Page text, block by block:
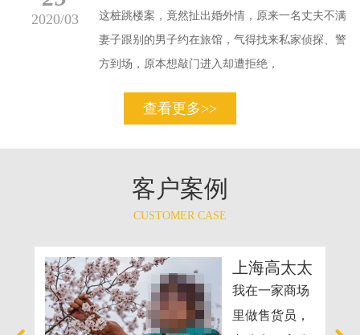
2020/03
这桩跳楼案，竟然扯出婚外情，原来一名丈夫不满
妻子跟别的男子约在旅馆，气得找来私家侦探、警
方到场，原本想敲门进入却遭拒绝，
查看更多>>
客户案例
CUSTOMER CASE
上海高太太
我在一家商场
里做售货员，